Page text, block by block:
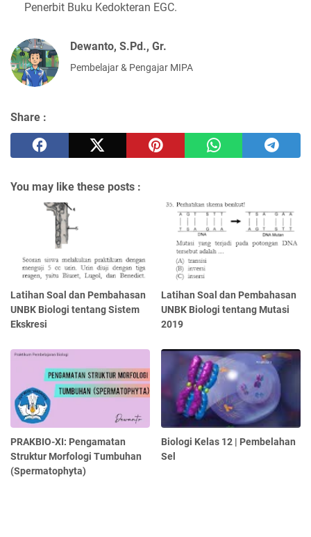
Penerbit Buku Kedokteran EGC.
Dewanto, S.Pd., Gr.
Pembelajar & Pengajar MIPA
Share :
You may like these posts :
Latihan Soal dan Pembahasan
UNBK Biologi tentang Sistem
Ekskresi
Latihan Soal dan Pembahasan
UNBK Biologi tentang Mutasi
2019
PRAKBIO-XI: Pengamatan
Struktur Morfologi Tumbuhan
(Spermatophyta)
Biologi Kelas 12 | Pembelahan
Sel